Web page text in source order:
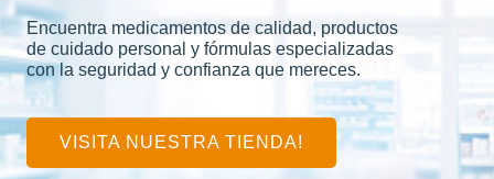
Encuentra medicamentos de calidad, productos
de cuidado personal y fórmulas especializadas
con la seguridad y confianza que mereces.
VISITA NUESTRA TIENDA!